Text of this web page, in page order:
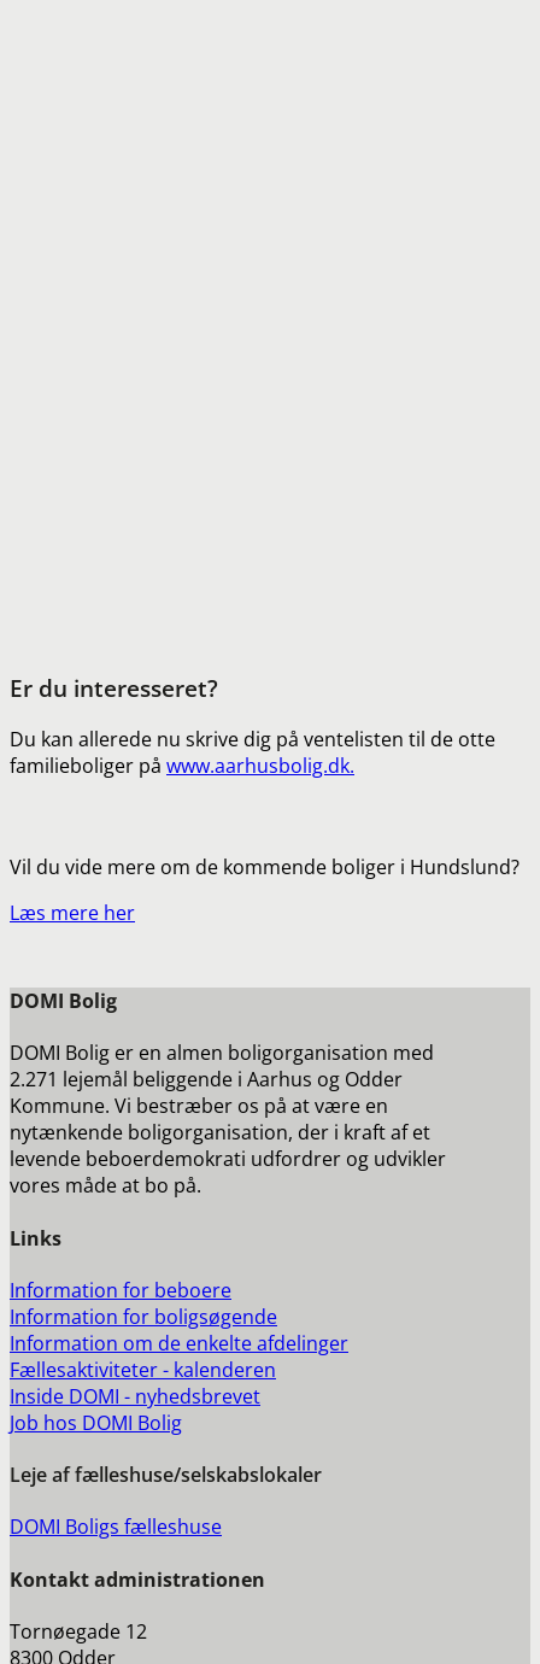
Er du interesseret?
Du kan allerede nu skrive dig på ventelisten til de otte
familieboliger på www.aarhusbolig.dk.
Vil du vide mere om de kommende boliger i Hundslund?
Læs mere her
DOMI Bolig
DOMI Bolig er en almen boligorganisation med
2.271 lejemål beliggende i Aarhus og Odder
Kommune. Vi bestræber os på at være en
nytænkende boligorganisation, der i kraft af et
levende beboerdemokrati udfordrer og udvikler
vores måde at bo på.
Links
Information for beboere
Information for boligsøgende
Information om de enkelte afdelinger
Fællesaktiviteter - kalenderen
Inside DOMI - nyhedsbrevet
Job hos DOMI Bolig
Leje af fælleshuse/selskabslokaler
DOMI Boligs fælleshuse
Kontakt administrationen
Tornøegade 12
8300 Odder